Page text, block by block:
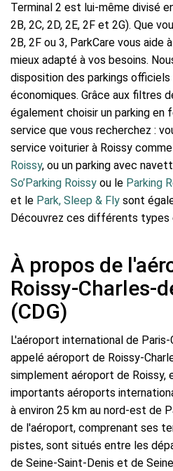
Terminal 2 est lui-même divisé
2B, 2C, 2D, 2E, 2F et 2G). Que
2B, 2F ou 3, ParkCare vous aide
mieux adapté à vos besoins.
disposition des parkings
économiques. Grâce aux filtres
également choisir un parking en
service que vous recherchez :
service voiturier à Roissy
Roissy, ou un parking avec
So’Parking Roissy ou le Parking
et le Park, Sleep & Fly sont
Découvrez ces différents types
À propos de
Roissy-Charles-
(CDG)
L'aéroport international de Paris-
appelé aéroport de Roissy-
simplement aéroport de Roissy,
importants aéroports
à environ 25 km au nord-est de
de l'aéroport, comprenant ses
pistes, sont situés entre les
de Seine-Saint-Denis et de